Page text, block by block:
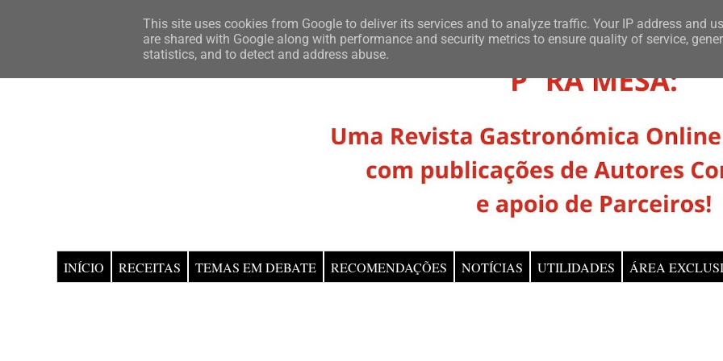
INÍCIO RECEITAS TEMAS EM DEBATE RECOMENDAÇÕES NOTÍCIAS UTILIDADES ÁREA
This site uses cookies from Google to deliver its services and to analyze traffic. Your IP address and
are shared with Google along with performance and security metrics to ensure quality of service,
statistics, and to detect and address abuse.